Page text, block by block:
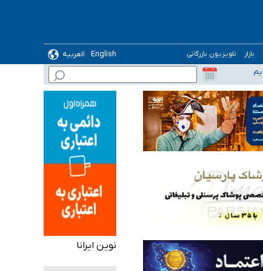
بازار تلویزیون بازرگانی English
العربیه
نوین ایرانا